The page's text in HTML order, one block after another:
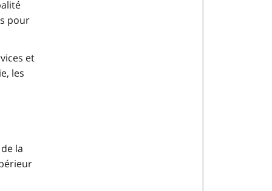
pour
et
les
la